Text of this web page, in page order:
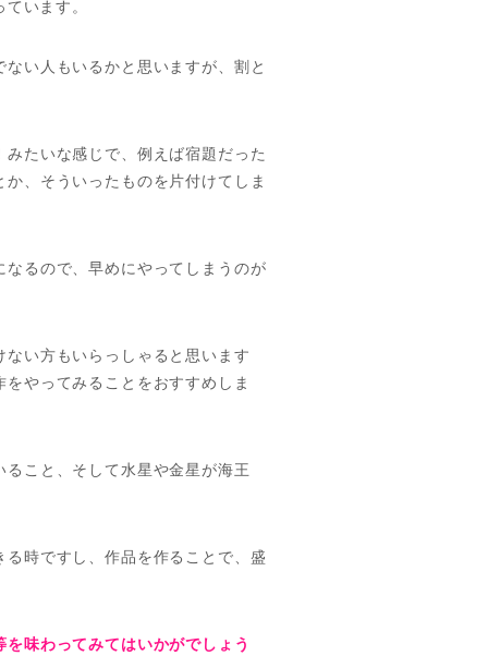
います。
い人もいるかと思いますが、割と
たいな感じで、例えば宿題だった
、そういったものを片付けてしま
るので、早めにやってしまうのが
い方もいらっしゃると思います
やってみることをおすすめしま
こと、そして水星や金星が海王
時ですし、作品を作ることで、盛
味わってみてはいかがでしょう